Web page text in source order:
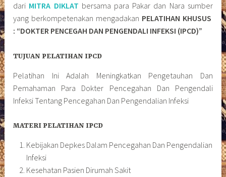
dari MITRA DIKLAT bersama para Pakar dan Nara sumber
yang berkompetenakan mengadakan PELATIHAN KHUSUS
: “DOKTER PENCEGAH DAN PENGENDALI INFEKSI (IPCD)”
TUJUAN PELATIHAN IPCD
Pelatihan Ini Adalah Meningkatkan Pengetauhan Dan
Pemahaman Para Dokter Pencegahan Dan Pengendali
Infeksi Tentang Pencegahan Dan Pengendalian Infeksi
MATERI PELATIHAN IPCD
Kebijakan Depkes Dalam Pencegahan Dan Pengendalian
Infeksi
Kesehatan Pasien Dirumah Sakit